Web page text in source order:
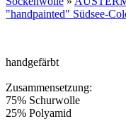
"handpainted" Südsee-
handgefärbt
Zusammensetzung:
75% Schurwolle
25% Polyamid